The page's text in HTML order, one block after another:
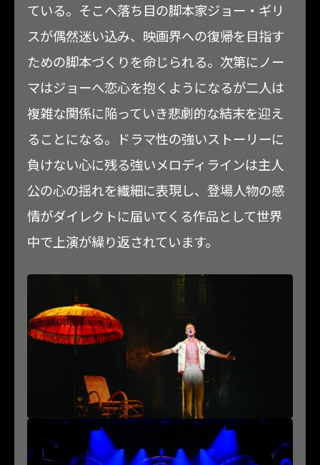
ている。そこへ落ち目の脚本家ジョー・ギリ
スが偶然迷い込み、映画界への復帰を目指す
ための脚本づくりを命じられる。次第にノー
マはジョーへ恋心を抱くようになるが二人は
複雑な関係に陥っていき悲劇的な結末を迎え
ることになる。ドラマ性の強いストーリーに
負けない心に残る強いメロディラインは主人
公の心の揺れを繊細に表現し、登場人物の感
情がダイレクトに届いてくる作品として世界
中で上演が繰り返されています。